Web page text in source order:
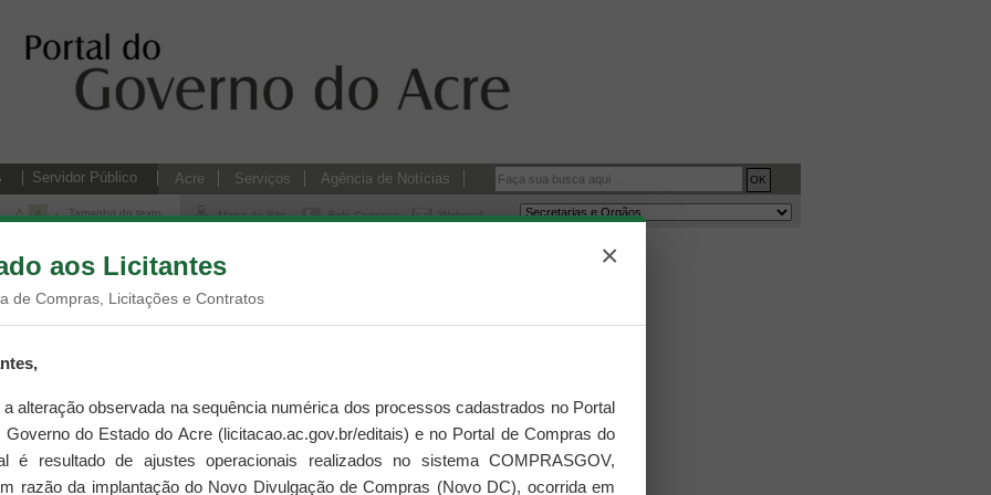
Servidor Público Acre Serviços Agência de Notícias
Tamanho do texto
pequeno
medio
grande
Mapa do Site Fale Conosco Webmail
/ Empresa/Licitações
Listando17-32de758
SRP N° 203 2026 - SEHURB - AQUISIÇÃO DE EQUIPAMENTOS DE PROTECAO
×
aos Licitantes
de Compras, Licitações e Contratos
alteração observada na sequência numérica dos processos cadastrados no Portal
do Estado do Acre (licitacao.ac.gov.br/editais) e no Portal de Compras do
é resultado de ajustes operacionais realizados no sistema COMPRASGOV,
razão da implantação do Novo Divulgação de Compras (Novo DC), ocorrida em